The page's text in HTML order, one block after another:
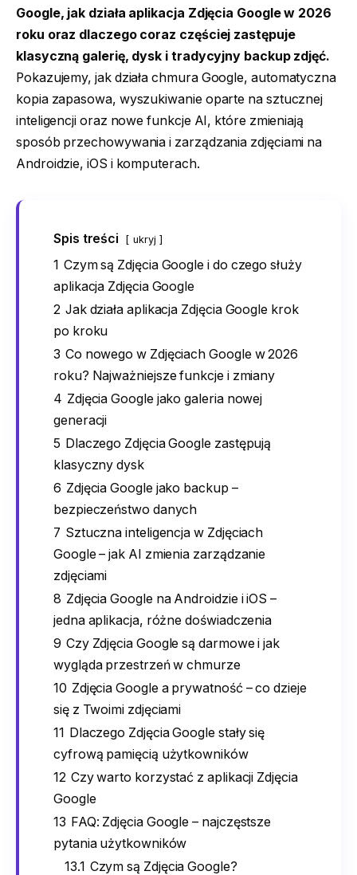
Google, jak działa aplikacja Zdjęcia Google w 2026
roku oraz dlaczego coraz częściej zastępuje
klasyczną galerię, dysk i tradycyjny backup zdjęć.
Pokazujemy, jak działa chmura Google, automatyczna
kopia zapasowa, wyszukiwanie oparte na sztucznej
inteligencji oraz nowe funkcje AI, które zmieniają
sposób przechowywania i zarządzania zdjęciami na
Androidzie, iOS i komputerach.
Spis treści ukryj
1 Czym są Zdjęcia Google i do czego służy
aplikacja Zdjęcia Google
2 Jak działa aplikacja Zdjęcia Google krok
po kroku
3 Co nowego w Zdjęciach Google w 2026
roku? Najważniejsze funkcje i zmiany
4 Zdjęcia Google jako galeria nowej
generacji
5 Dlaczego Zdjęcia Google zastępują
klasyczny dysk
6 Zdjęcia Google jako backup –
bezpieczeństwo danych
7 Sztuczna inteligencja w Zdjęciach
Google – jak AI zmienia zarządzanie
zdjęciami
8 Zdjęcia Google na Androidzie i iOS –
jedna aplikacja, różne doświadczenia
9 Czy Zdjęcia Google są darmowe i jak
wygląda przestrzeń w chmurze
10 Zdjęcia Google a prywatność – co dzieje
się z Twoimi zdjęciami
11 Dlaczego Zdjęcia Google stały się
cyfrową pamięcią użytkowników
12 Czy warto korzystać z aplikacji Zdjęcia
Google
13 FAQ: Zdjęcia Google – najczęstsze
pytania użytkowników
13.1 Czym są Zdjęcia Google?